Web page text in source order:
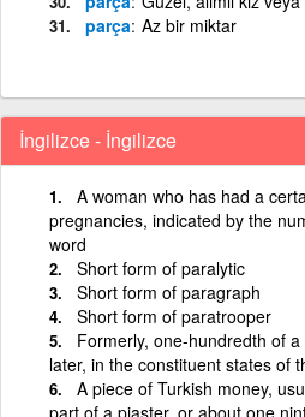
parça Az bir miktar
İngilizce - İngilizce
A woman who has had a
pregnancies, indicated by the
word
Short form of paralytic
Short form of paragraph
Short form of paratrooper
Formerly, one-hundredth of
later, in the constituent states of
A piece of Turkish money,
part of a piaster, or about one